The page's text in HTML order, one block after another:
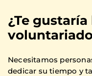
¿Te gustaría
Necesitamos
dedicar su tiempo y